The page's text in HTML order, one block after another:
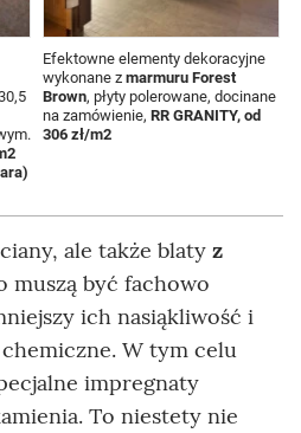
Efektowne elementy dekoracyjne
wykonane z marmuru Forest
Brown, płyty polerowane, docinane
na zamówienie, RR GRANITY, od
306 zł/m2
ale także blaty z
muszą być fachowo
ich nasiąkliwość i
W tym celu
impregnaty
To niestety nie